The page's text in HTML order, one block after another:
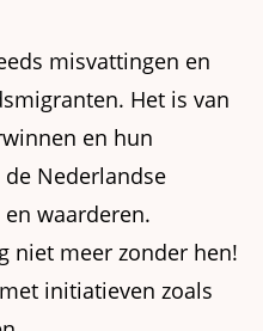
misvattingen en
Het is van
en hun
Nederlandse
waarderen.
niet meer zonder hen!
initiatieven zoals